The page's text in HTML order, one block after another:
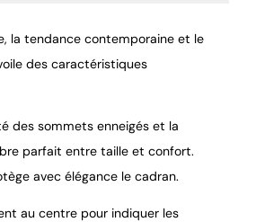
la tendance contemporaine et le
des caractéristiques
des sommets enneigés et la
parfait entre taille et confort.
avec élégance le cadran.
au centre pour indiquer les